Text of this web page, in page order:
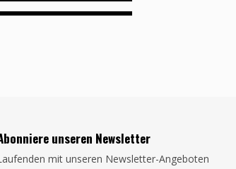
unseren Newsletter
mit unseren Newsletter-Angeboten